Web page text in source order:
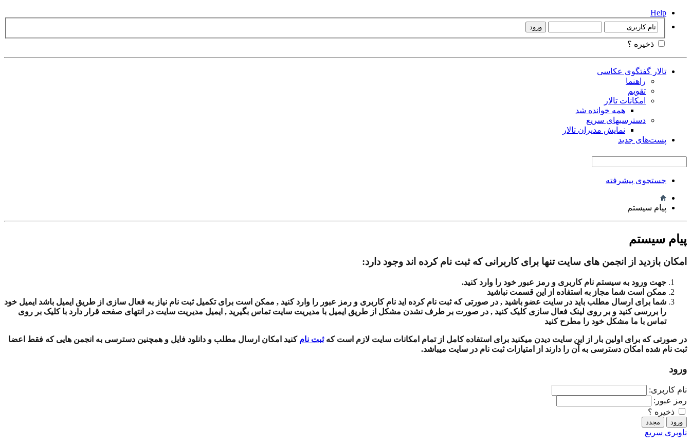
Help
ذخیره ؟
تالار گفتگوی عکاسی
راهنما
تقویم
امکانات تالار
همه خوانده شد
دسترسیهای سریع
نمایش مدیران تالار
پست‌های جدید
جستجوی پیشرفته
پیام سیستم
پیام سیستم
امکان بازدید از انجمن های سایت تنها برای کاربرانی که ثبت نام کرده اند وجود دارد:
جهت ورود به سیستم نام کاربری و رمز عبور خود را وارد کنید.
ممکن است شما مجاز به استفاده از این قسمت نباشید
شما برای ارسال مطلب باید در سایت عضو باشید , در صورتی که ثبت نام کرده اید نام کاربری و رمز عبور را وارد کنید , ممکن است برای تکمیل ثبت نام نیاز به فعال سازی از طریق ایمیل باشد ایمیل خود
را بررسی کنید و بر روی لینک فعال سازی کلیک کنید , در صورت بر طرف نشدن مشکل از طریق ایمیل با مدیریت سایت تماس بگیرید , ایمیل مدیریت سایت در انتهای صفحه قرار دارد با کلیک بر روی
تماس با ما مشکل خود را مطرح کنید
در صورتی که برای اولین بار از این سایت دیدن میکنید برای استفاده کامل از تمام امکانات سایت لازم است کهثبت نام کنید امکان ارسال مطلب و دانلود فایل و همچنین دسترسی به انجمن هایی که فقط اعضا
ثبت نام شده امکان دسترسی به آن را دارند از امتیازات ثبت نام در سایت میباشد.
ورود
نام کاربری:
رمز عبور:
ذخیره ؟
ناوبری سریع